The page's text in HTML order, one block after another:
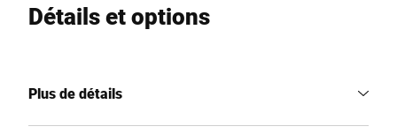
Détails et options
Plus de détails